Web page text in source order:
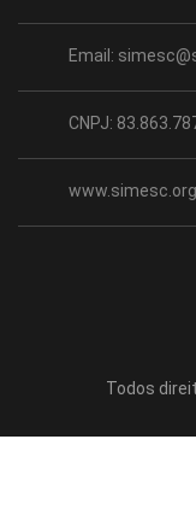
Email:
CNPJ:
Todos